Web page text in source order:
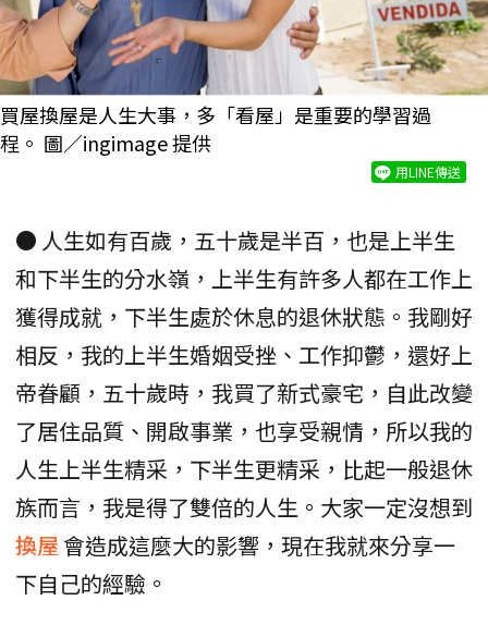
買屋換屋是人生大事，多「看屋」是重要的學習過
程。 圖／ingimage 提供
用LINE傳送
● 人生如有百歲，五十歲是半百，也是上半生
和下半生的分水嶺，上半生有許多人都在工作上
獲得成就，下半生處於休息的退休狀態。我剛好
相反，我的上半生婚姻受挫、工作抑鬱，還好上
帝眷顧，五十歲時，我買了新式豪宅，自此改變
了居住品質、開啟事業，也享受親情，所以我的
人生上半生精采，下半生更精采，比起一般退休
族而言，我是得了雙倍的人生。大家一定沒想到
換屋會造成這麼大的影響，現在我就來分享一
下自己的經驗。